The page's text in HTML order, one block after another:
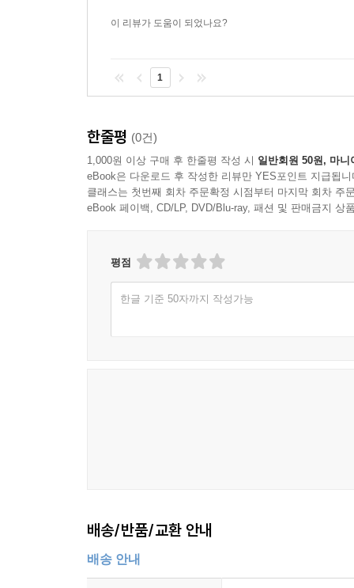
3. 각 리그별 전문가들이 집필!
정확성과 전문성을 한층 더 높였다. 날카로운
4. 국내 유럽파 소속팀 전격 해부!
유럽무대에서 활약하고 있는 우리나라 선수들
이적료 기록을 갈아치우며 레버쿠젠에 입단하
마인츠의 박주호, 디테 헤킹 감독의 신뢰를 받고
5. 보는 재미도 100배!
축구팬들이 『더 챔피언』을 기다리는 또 하나
이 리뷰가 도움이 되었나요?
1
한줄평 (0건)
1,000원 이상 구매 후 한줄평 작성 시 일반회원 50원, 마니
eBook은 다운로드 후 작성한 리뷰만 YES포인트 지급됩니
클래스는 첫번째 회차 주문확정 시점부터 마지막 회차 주
eBook 페이백, CD/LP, DVD/Blu-ray, 패션 및 판매금지 상
평점
한글 기준 50자까지 작성가능
배송/반품/교환 안내
배송 안내